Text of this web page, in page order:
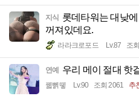
지식 롯데타워는 대낮
꺼져있데요.
라라크로포드 Lv.87 조
연예 우리 메이 절대 핫
꿻뻵뗗 Lv.90 조회 2061 추